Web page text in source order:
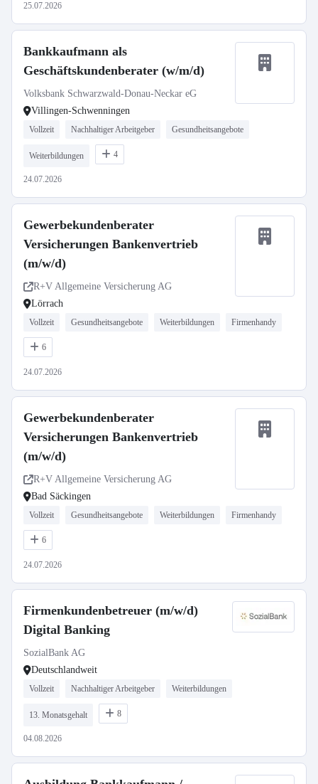
25.07.2026
Bankkaufmann als
Geschäftskundenberater (w/m/d)
Volksbank Schwarzwald-Donau-Neckar eG
Villingen-Schwenningen
Vollzeit Nachhaltiger Arbeitgeber Gesundheitsangebote
Weiterbildungen 4
24.07.2026
Gewerbekundenberater
Versicherungen Bankenvertrieb
(m/w/d)
R+V Allgemeine Versicherung AG
Lörrach
Vollzeit Gesundheitsangebote Weiterbildungen Firmenhandy
6
24.07.2026
Gewerbekundenberater
Versicherungen Bankenvertrieb
(m/w/d)
R+V Allgemeine Versicherung AG
Bad Säckingen
Vollzeit Gesundheitsangebote Weiterbildungen Firmenhandy
6
24.07.2026
Firmenkundenbetreuer (m/w/d)
Digital Banking
SozialBank AG
Deutschlandweit
Vollzeit Nachhaltiger Arbeitgeber Weiterbildungen
13. Monatsgehalt 8
04.08.2026